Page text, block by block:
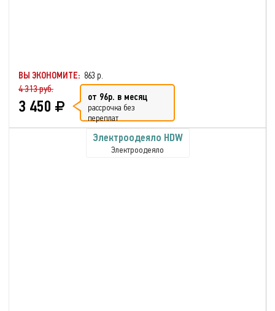
ВЫ ЭКОНОМИТЕ: 863 р.
4 313 руб.
3 450 от 96р. в месяц
рассрочка без
переплат
Электроодеяло HDW
Электроодеяло